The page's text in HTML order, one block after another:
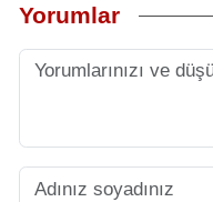
Yorumlar